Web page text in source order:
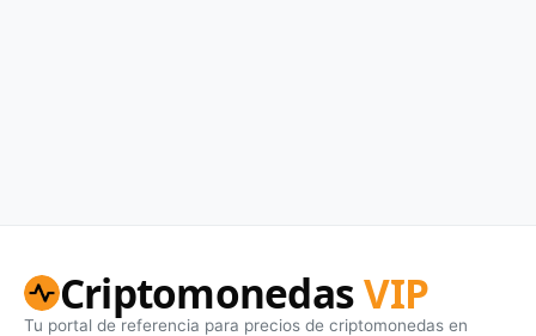
CriptomonedasVIP
Tu portal de referencia para precios de criptomonedas en